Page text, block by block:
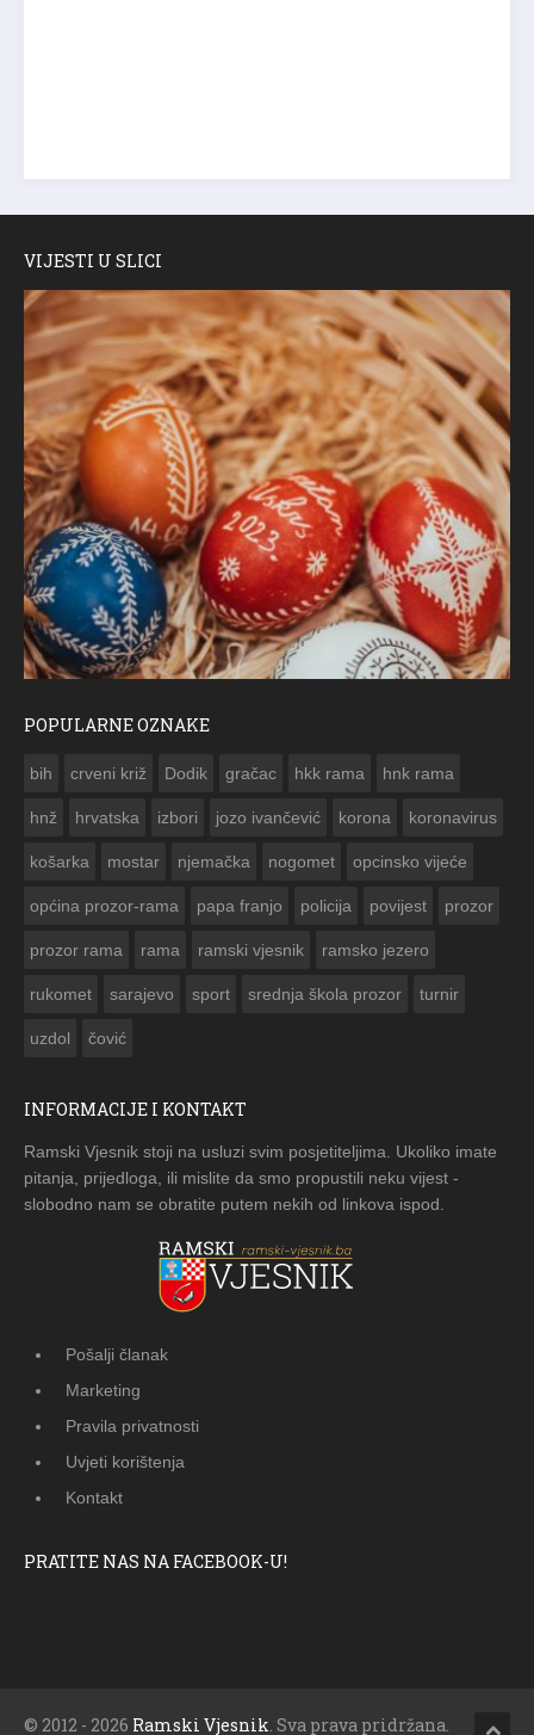
VIJESTI U SLICI
POPULARNE OZNAKE
bih crveni križ Dodik gračac hkk rama hnk rama
hnž hrvatska izbori jozo ivančević korona koronavirus
košarka mostar njemačka nogomet opcinsko vijeće
općina prozor-rama papa franjo policija povijest prozor
prozor rama rama ramski vjesnik ramsko jezero
rukomet sarajevo sport srednja škola prozor turnir
uzdol čović
INFORMACIJE I KONTAKT
Ramski Vjesnik stoji na usluzi svim posjetiteljima. Ukoliko imate
pitanja, prijedloga, ili mislite da smo propustili neku vijest -
slobodno nam se obratite putem nekih od linkova ispod.
Pošalji članak
Marketing
Pravila privatnosti
Uvjeti korištenja
Kontakt
PRATITE NAS NA FACEBOOK-U!
© 2012 - 2026 Ramski Vjesnik . Sva prava pridržana.